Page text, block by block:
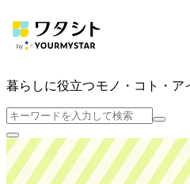
暮らしに役立つモノ・コト・ア